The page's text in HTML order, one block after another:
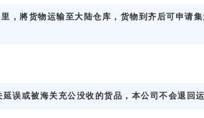
，將货物运输至大陆仓库，货物到齐后可申请
误或被海关充公没收的货品，本公司不会退回